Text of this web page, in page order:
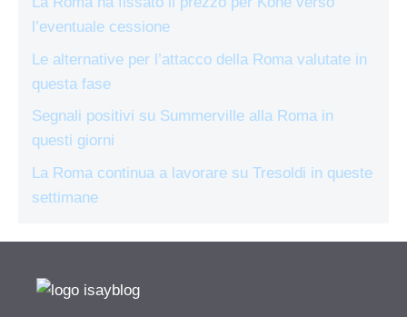
l’eventuale cessione
Le alternative per l’attacco della Roma valutate in
questa fase
Segnali positivi su Summerville alla Roma in
questi giorni
La Roma continua a lavorare su Tresoldi in queste
settimane